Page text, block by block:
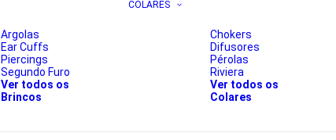
Argolas
Ear Cuffs
Piercings
Segundo Furo
Ver todos os
Brincos
COLARES
Chokers
Difusores
Pérolas
Riviera
Ver todos os
Colares